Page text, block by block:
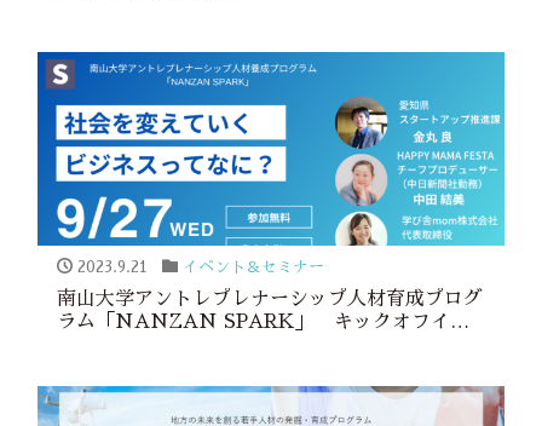
2023.9.21 イベント＆セミナー
南山大学アントレプレナーシップ人材育成プログ
ラム「NANZAN SPARK」 キックオフイベ